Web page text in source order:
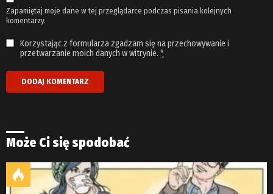
Zapamiętaj moje dane w tej przeglądarce podczas pisania kolejnych
komentarzy.
Korzystając z formularza zgadzam się na przechowywanie i
przetwarzanie moich danych w witrynie. *
Może Ci się spodobać